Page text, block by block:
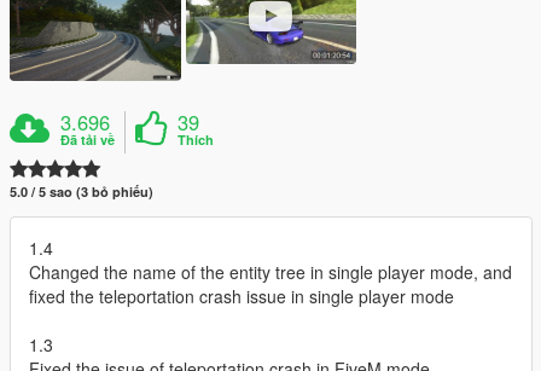
3.696
Đã tải về
39
Thích
5.0 / 5 sao (3 bỏ phiếu)
1.4
Changed the name of the entity tree in single player mode, and
fixed the teleportation crash issue in single player mode
1.3